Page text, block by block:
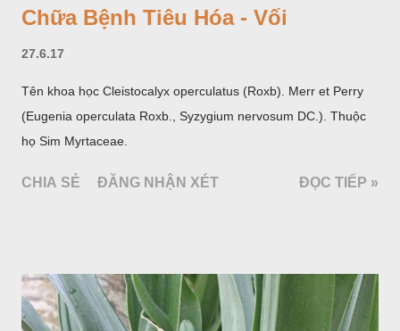
Chữa Bệnh Tiêu Hóa - Vối
27.6.17
Tên khoa học Cleistocalyx operculatus (Roxb). Merr et Perry
(Eugenia operculata Roxb., Syzygium nervosum DC.). Thuộc
họ Sim Myrtaceae.
CHIA SẺ ĐĂNG NHẬN XÉT ĐỌC TIẾP »